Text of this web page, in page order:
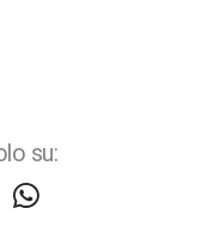
su: